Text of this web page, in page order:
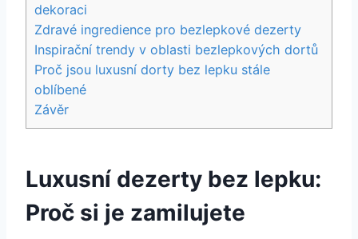
dekoraci
Zdravé ingredience pro bezlepkové dezerty
Inspirační trendy v oblasti bezlepkových dortů
Proč jsou luxusní dorty bez lepku stále
oblíbené
Závěr
Luxusní dezerty bez lepku:
Proč si je zamilujete